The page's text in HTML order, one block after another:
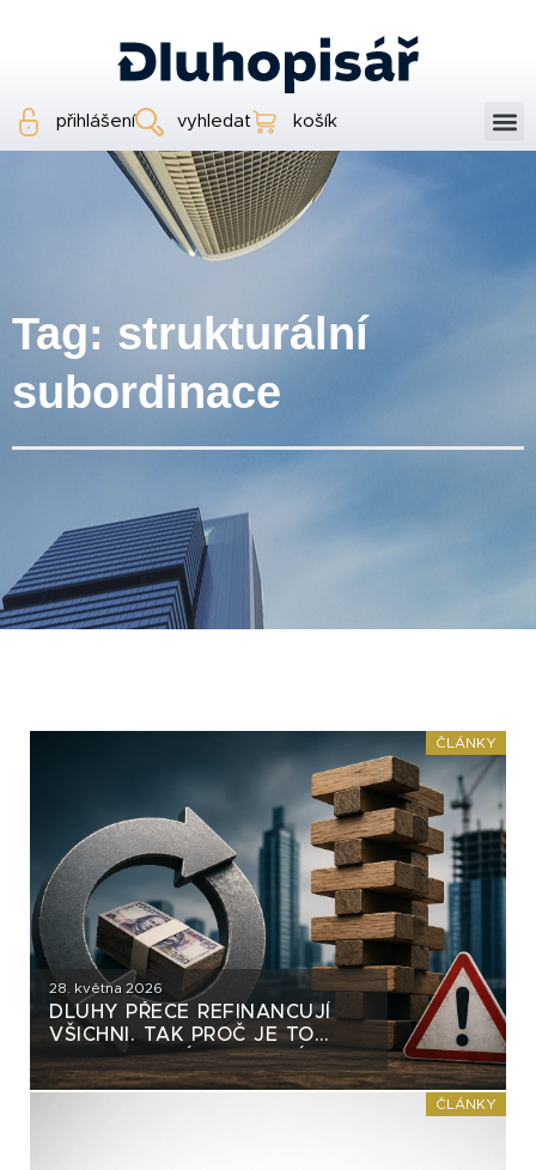
přihlášení vyhledat košík
Tag: strukturální
subordinace
ČLÁNKY
28. května 2026
DLUHY PŘECE REFINANCUJÍ
VŠICHNI. TAK PROČ JE TO
DLUHOPISOVÝM SKUPINÁM
ČASTO VYTÝKÁNO?
ČLÁNKY